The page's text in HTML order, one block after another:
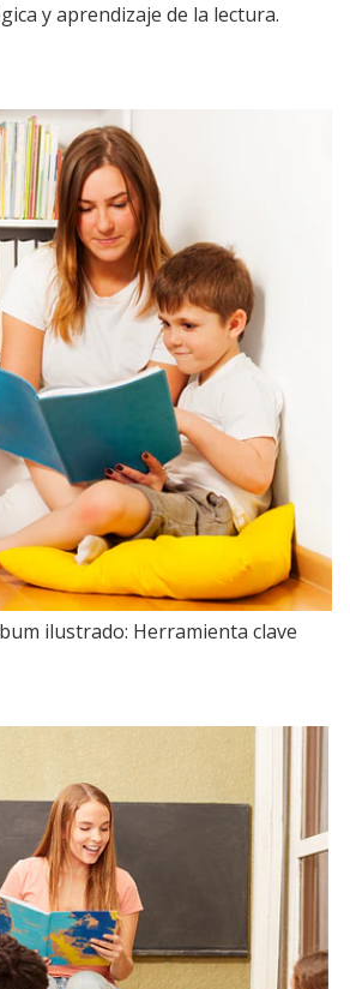
y aprendizaje de la lectura.
ilustrado: Herramienta clave